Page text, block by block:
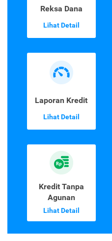
Reksa Dana
Lihat Detail
Laporan Kredit
Lihat Detail
Kredit Tanpa
Agunan
Lihat Detail